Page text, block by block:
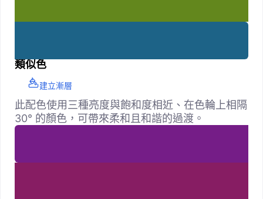
類似色
建立漸層
此配色使用三種亮度與飽和度相近、在色輪上相隔
30° 的顏色，可帶來柔和且和諧的過渡。